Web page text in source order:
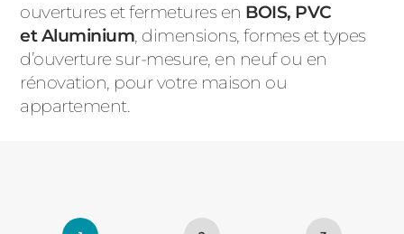
ouvertures et fermetures en BOIS, PVC
et Aluminium , dimensions, formes et types
d’ouverture sur-mesure, en neuf ou en
rénovation, pour votre maison ou
appartement.